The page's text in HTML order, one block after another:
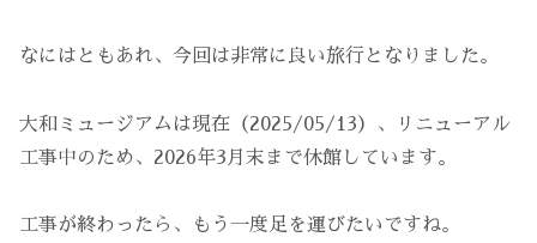
なにはともあれ、今回は非常に良い旅行となりました。
大和ミュージアムは現在（2025/05/13）、リニューアル
工事中のため、2026年3月末まで休館しています。
工事が終わったら、もう一度足を運びたいですね。